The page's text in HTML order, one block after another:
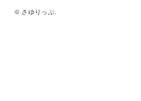
© さゆりっぷ.